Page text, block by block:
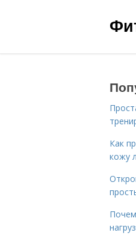
Как
кожу